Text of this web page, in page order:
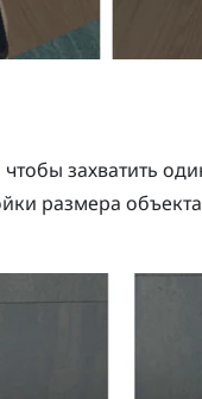
чтобы захватить
размера